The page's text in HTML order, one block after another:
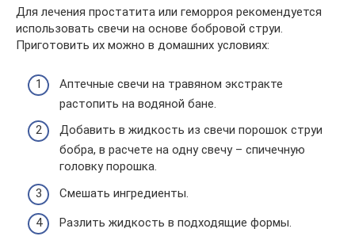
Для лечения простатита или геморроя рекомендуется
использовать свечи на основе бобровой струи.
Приготовить их можно в домашних условиях:
Аптечные свечи на травяном экстракте
растопить на водяной бане.
Добавить в жидкость из свечи порошок струи
бобра, в расчете на одну свечу – спичечную
головку порошка.
Смешать ингредиенты.
Разлить жидкость в подходящие формы.